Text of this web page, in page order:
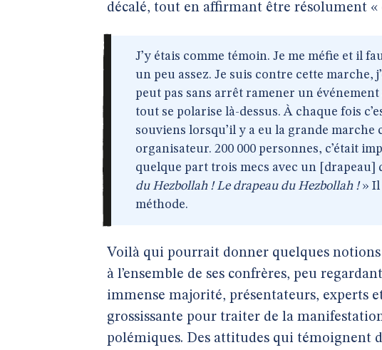
décalé, tout en affirmant être résolument
J’y étais comme témoin. Je me méfie et il
un peu assez. Je suis contre cette
peut pas sans arrêt ramener un
tout se polarise là-dessus. À chaque fois
souviens lorsqu’il y a eu la grande marche
organisateur. 200 000 personnes, c’était
quelque part trois mecs avec un [drapeau]
du Hezbollah ! Le drapeau du Hezbollah !» Il
méthode.
Voilà qui pourrait donner quelques
à l’ensemble de ses confrères, peu
immense majorité, présentateurs, experts
grossissante pour traiter de la
polémiques. Des attitudes qui témoignent